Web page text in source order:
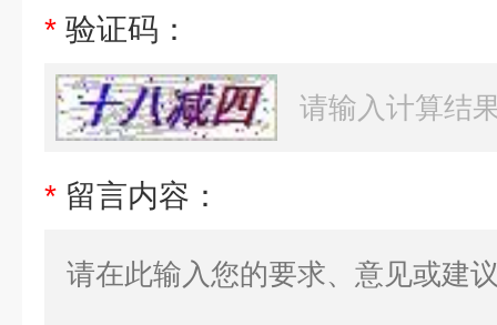
* 验证码：
* 留言内容：